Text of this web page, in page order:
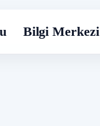
Bilgi Merkezi